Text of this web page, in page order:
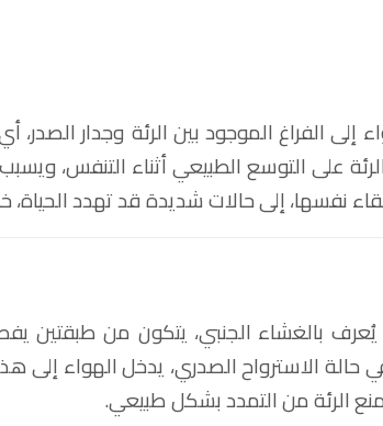
الفراغ الموجود بين الرئة وجدار
على التوسع الطبيعي أثناء التنفس،
نفسها، إلى حالات شديدة قد تهدد
بالغشاء الجنبي، يتكون من طبقتين
حالة الاسترواح الصدري، يدخل الهواء إلى
الرئة من التمدد بشكل طبيعي.